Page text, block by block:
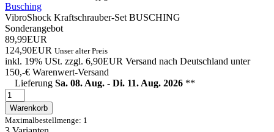
Busching
VibroShock Kraftschrauber-Set BUSCHING
Sonderangebot
89,99EUR
124,90EUR Unser alter Preis
inkl. 19% USt. zzgl. 6,90EUR Versand nach Deutschland unter
150,-€ Warenwert-Versand
Lieferung Sa. 08. Aug. - Di. 11. Aug. 2026 **
Warenkorb
Maximalbestellmenge: 1